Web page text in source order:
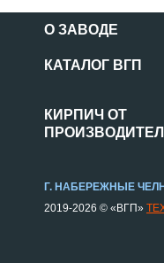
О ЗАВОДЕ
КАТАЛОГ ВГП
КИРПИЧ ОТ
Г. НАБЕРЕЖНЫЕ
2019-2026 © «ВГП»